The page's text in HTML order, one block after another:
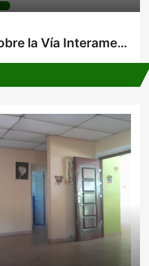
Venta de Finca sobre la Vía Interamericana Uso Residencial y/o Comercial